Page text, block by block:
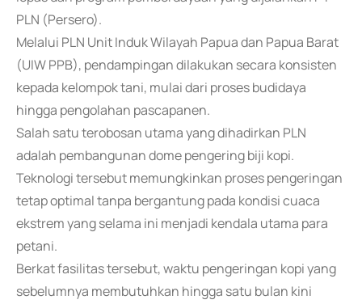
PLN (Persero).
Melalui PLN Unit Induk Wilayah Papua dan Papua Barat
(UIW PPB), pendampingan dilakukan secara konsisten
kepada kelompok tani, mulai dari proses budidaya
hingga pengolahan pascapanen.
Salah satu terobosan utama yang dihadirkan PLN
adalah pembangunan dome pengering biji kopi.
Teknologi tersebut memungkinkan proses pengeringan
tetap optimal tanpa bergantung pada kondisi cuaca
ekstrem yang selama ini menjadi kendala utama para
petani.
Berkat fasilitas tersebut, waktu pengeringan kopi yang
sebelumnya membutuhkan hingga satu bulan kini